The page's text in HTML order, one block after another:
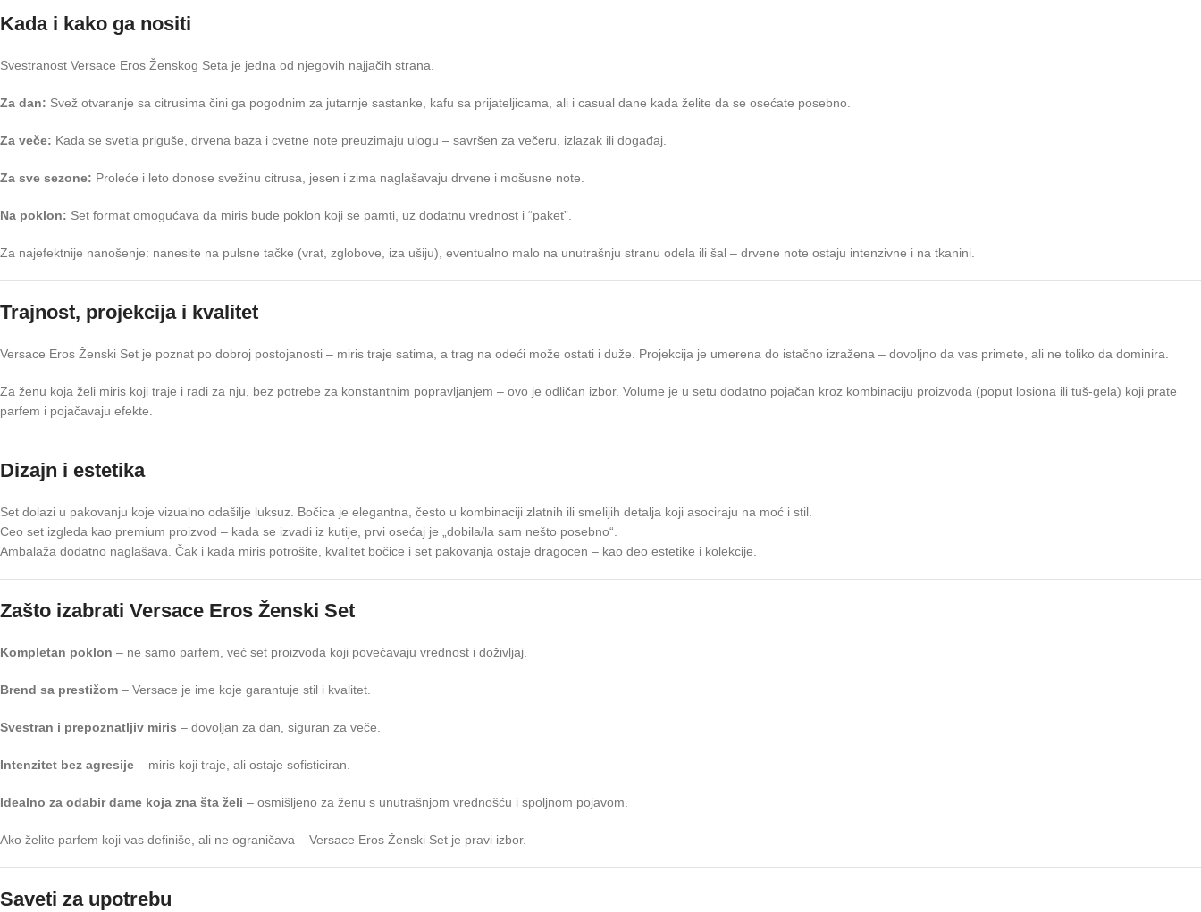
Kada i kako ga nositi
Svestranost Versace Eros Ženskog Seta je jedna od njegovih najjačih strana.
Za dan: Svež otvaranje sa citrusima čini ga pogodnim za jutarnje sastanke, kafu sa prijateljicama, ali i casual dane kada želite da se osećate posebno.
Za veče: Kada se svetla priguše, drvena baza i cvetne note preuzimaju ulogu – savršen za večeru, izlazak ili događaj.
Za sve sezone: Proleće i leto donose svežinu citrusa, jesen i zima naglašavaju drvene i mošusne note.
Na poklon: Set format omogućava da miris bude poklon koji se pamti, uz dodatnu vrednost i “paket”.
Za najefektnije nanošenje: nanesite na pulsne tačke (vrat, zglobove, iza ušiju), eventualno malo na unutrašnju stranu odela ili šal – drvene note ostaju intenzivne i na tkanini.
Trajnost, projekcija i kvalitet
Versace Eros Ženski Set je poznat po dobroj postojanosti – miris traje satima, a trag na odeći može ostati i duže. Projekcija je umerena do istačno izražena – dovoljno da vas primete, ali ne toliko da dominira.
Za ženu koja želi miris koji traje i radi za nju, bez potrebe za konstantnim popravljanjem – ovo je odličan izbor. Volume je u setu dodatno pojačan kroz kombinaciju proizvoda (poput losiona ili tuš-gela) koji prate
parfem i pojačavaju efekte.
Dizajn i estetika
Set dolazi u pakovanju koje vizualno odašilje luksuz. Bočica je elegantna, često u kombinaciji zlatnih ili smelijih detalja koji asociraju na moć i stil.
Ceo set izgleda kao premium proizvod – kada se izvadi iz kutije, prvi osećaj je „dobila/la sam nešto posebno“.
Ambalaža dodatno naglašava. Čak i kada miris potrošite, kvalitet bočice i set pakovanja ostaje dragocen – kao deo estetike i kolekcije.
Zašto izabrati Versace Eros Ženski Set
Kompletan poklon – ne samo parfem, već set proizvoda koji povećavaju vrednost i doživljaj.
Brend sa prestižom – Versace je ime koje garantuje stil i kvalitet.
Svestran i prepoznatljiv miris – dovoljan za dan, siguran za veče.
Intenzitet bez agresije – miris koji traje, ali ostaje sofisticiran.
Idealno za odabir dame koja zna šta želi – osmišljeno za ženu s unutrašnjom vrednošću i spoljnom pojavom.
Ako želite parfem koji vas definiše, ali ne ograničava – Versace Eros Ženski Set je pravi izbor.
Saveti za upotrebu